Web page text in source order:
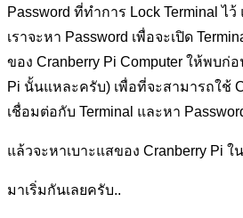
Password ที่ทำการ Lock Terminal
เราจะหา Password เพื่อจะเปิด
ของ Cranberry Pi Computer ให้พบก่
Pi นั้นแหละครับ) เพื่อที่จะสามารถใช้
เชื่อมต่อกับ Terminal และหา
แล้วจะหาเบาะแสของ Cranberry Pi
มาเริ่มกันเลยครับ..